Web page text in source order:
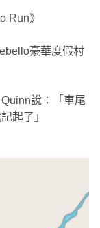
Run》
豪華度假村
說：「車尾
起了」